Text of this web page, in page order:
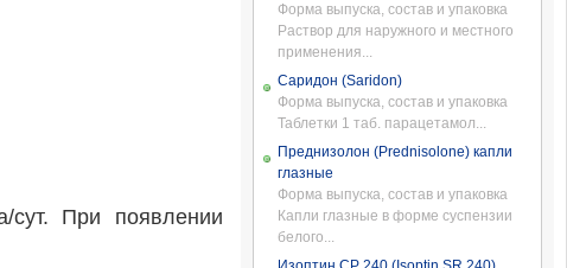
сут. При появлении
Форма выпуска, состав и упаковка
Раствор для наружного и местного
применения...
Саридон (Saridon)
Форма выпуска, состав и упаковка
Таблетки 1 таб. парацетамол...
Преднизолон (Prednisolone) капли
глазные
Форма выпуска, состав и упаковка
Капли глазные в форме суспензии
белого...